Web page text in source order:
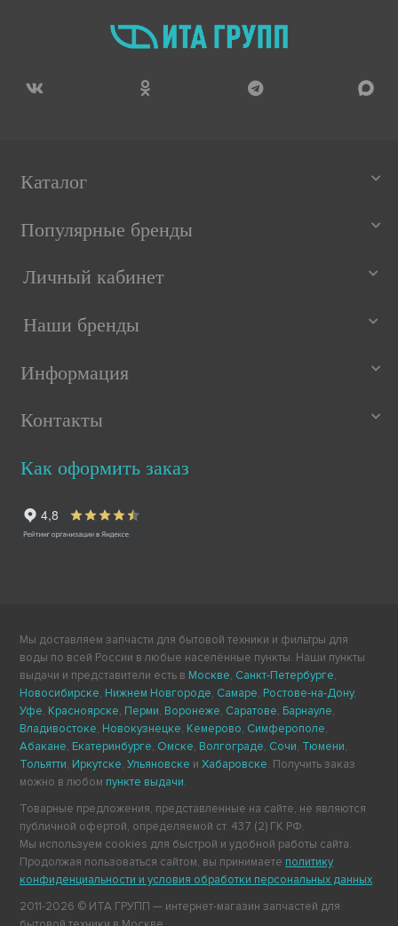
Каталог
Популярные бренды
Личный кабинет
Наши бренды
Информация
Контакты
Как оформить заказ
Мы доставляем запчасти для бытовой техники и фильтры для
воды по всей России в любые населённые пункты. Наши пункты
выдачи и представители есть в Москве, Санкт-Петербурге,
Новосибирске, Нижнем Новгороде, Самаре, Ростове-на-Дону,
Уфе, Красноярске, Перми, Воронеже, Саратове, Барнауле,
Владивостоке, Новокузнецке, Кемерово, Симферополе,
Абакане, Екатеринбурге, Омске, Волгограде, Сочи, Тюмени,
Тольятти, Иркутске,Ульяновске иХабаровске. Получить заказ
можно в любом пункте выдачи.
Товарные предложения, представленные на сайте, не являются
публичной офертой, определяемой ст. 437 (2) ГК РФ.
Мы используем cookies для быстрой и удобной работы сайта.
Продолжая пользоваться сайтом, вы принимаете политику
конфиденциальности и условия обработки персональных данных.
2011-2026 © ИТА ГРУПП — интернет-магазин запчастей для